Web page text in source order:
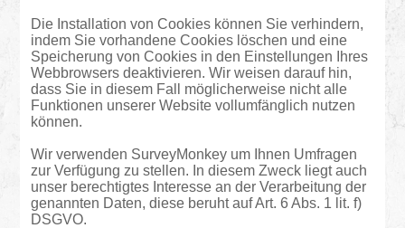
Die Installation von Cookies können Sie verhindern,
indem Sie vorhandene Cookies löschen und eine
Speicherung von Cookies in den Einstellungen Ihres
Webbrowsers deaktivieren. Wir weisen darauf hin,
dass Sie in diesem Fall möglicherweise nicht alle
Funktionen unserer Website vollumfänglich nutzen
können.
Wir verwenden SurveyMonkey um Ihnen Umfragen
zur Verfügung zu stellen. In diesem Zweck liegt auch
unser berechtigtes Interesse an der Verarbeitung der
genannten Daten, diese beruht auf Art. 6 Abs. 1 lit. f)
DSGVO.